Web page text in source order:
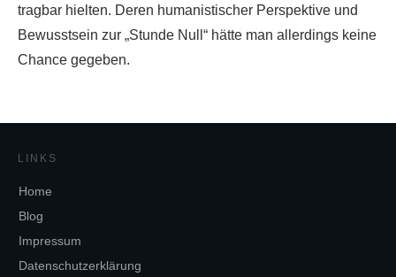
tragbar hielten. Deren humanistischer Perspektive und
Bewusstsein zur „Stunde Null“ hätte man allerdings keine
Chance gegeben.
LINKS
Home
Blog
Impressum
Datenschutzerklärung